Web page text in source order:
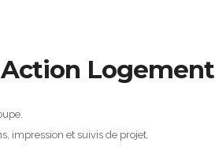
Logement
impression et suivis de projet.